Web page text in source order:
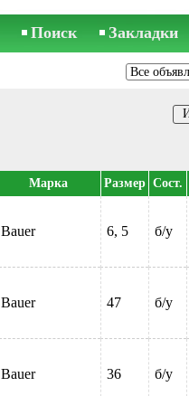
Поиск Закладки
Марка Размер Сост.
Bauer 6, 5 б/у
Bauer 47 б/у
Bauer 36 б/у